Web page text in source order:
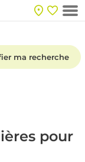
ma recherche
pour